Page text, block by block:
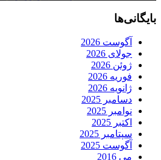
بایگانی‌ها
آگوست 2026
جولای 2026
ژوئن 2026
فوریه 2026
ژانویه 2026
دسامبر 2025
نوامبر 2025
اکتبر 2025
سپتامبر 2025
آگوست 2025
می 2016